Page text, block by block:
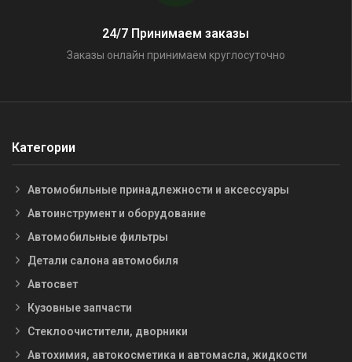
24/7 Принимаем заказы
Заказы онлайн принимаем круглосуточно
Категории
Автомобильные принадлежности и аксессуары
Автоинструмент и оборудование
Автомобильные фильтры
Детали салона автомобиля
Автосвет
Кузовные запчасти
Стеклоочистители, дворники
Автохимия, автокосметика и автомасла, жидкости